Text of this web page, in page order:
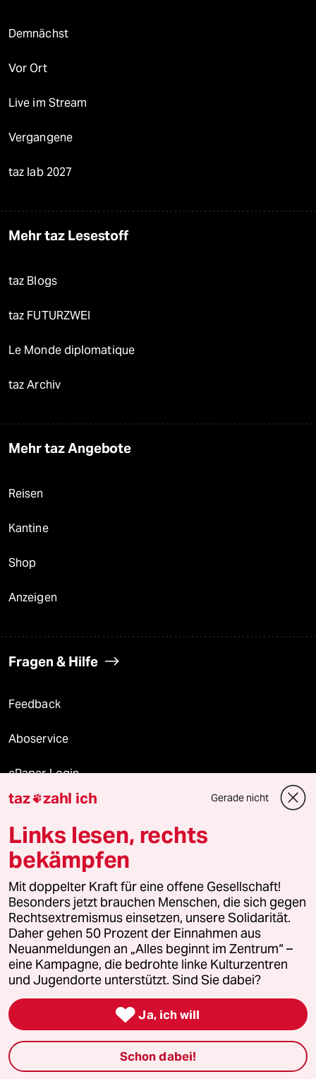
Demnächst
Vor Ort
Live im Stream
Vergangene
taz lab 2027
Mehr taz Lesestoff
taz Blogs
taz FUTURZWEI
Le Monde diplomatique
taz Archiv
Mehr taz Angebote
Reisen
Kantine
Shop
Anzeigen
Fragen & Hilfe
Feedback
Aboservice
ePaper Login
Downloads für Abonnierende
© 2026 taz Verlags und Vertriebs GmbH
Alle Rechte vorbehalten. Bei rechtlichen Fragen oder für Genehmigungen
wenden Sie sich bitte an
lizenzen@taz.de
Feedback Redaktionsstatut Kommune-Richtlinien
Leitlinie Informant Datenschutz Impressum AGB
Seitenwende Einwilligungen widerrufen (Ads)
taz zahl ich Gerade nicht
Links lesen, rechts
bekämpfen
Mit doppelter Kraft für eine offene Gesellschaft!
Besonders jetzt brauchen Menschen, die sich gegen
Rechtsextremismus einsetzen, unsere Solidarität.
Daher gehen 50 Prozent der Einnahmen aus
Neuanmeldungen an „Alles beginnt im Zentrum“ –
eine Kampagne, die bedrohte linke Kulturzentren
und Jugendorte unterstützt. Sind Sie dabei?
 Ja, ich will
Schon dabei!